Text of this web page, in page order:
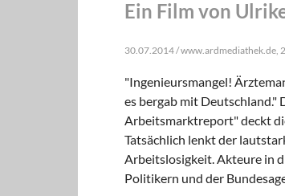
Ein Film von
30.07.2014 / www.ardmediathek.de,
"Ingenieursmangel!
es bergab mit Deutschland."
Arbeitsmarktreport" deckt
Tatsächlich lenkt der
Arbeitslosigkeit. Akteure in
Politikern und der